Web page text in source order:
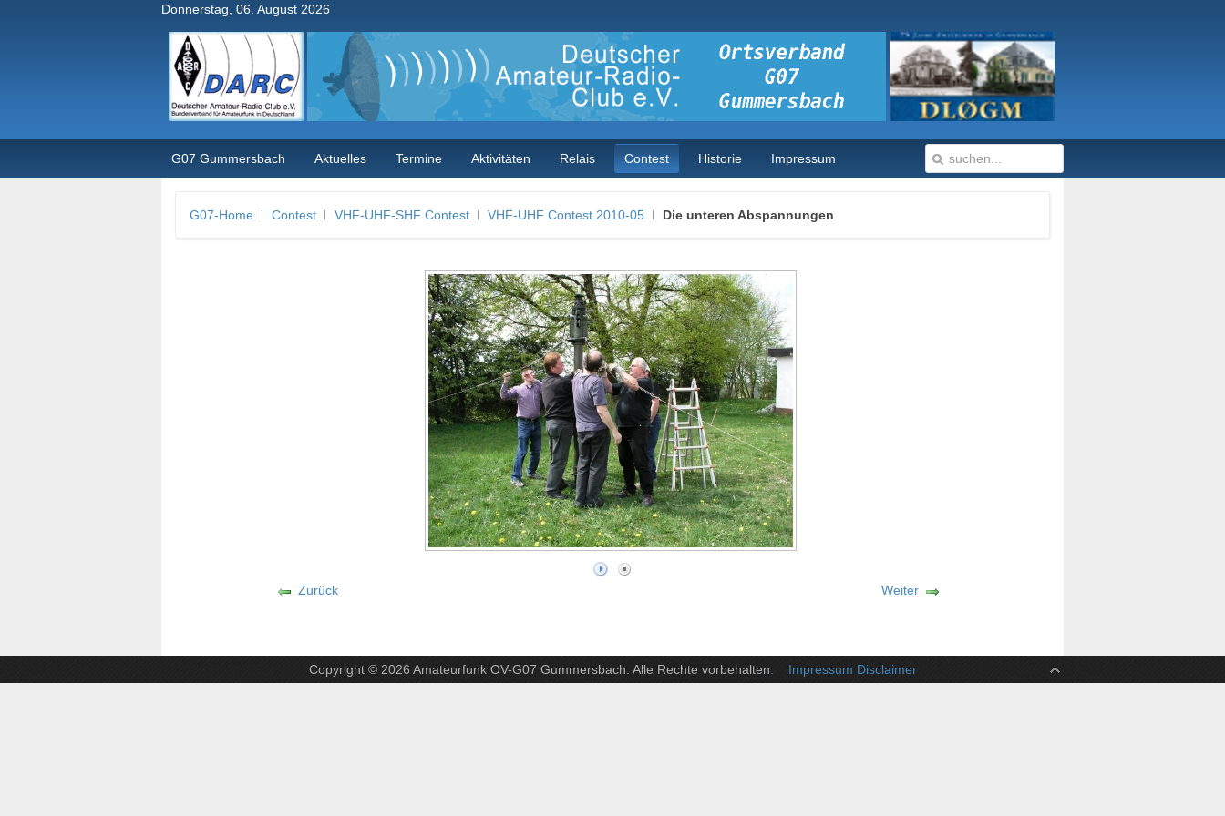
Donnerstag, 06. August 2026
G07 Gummersbach Aktuelles Termine Aktivitäten Relais Contest Historie Impressum
G07-Home Contest VHF-UHF-SHF Contest VHF-UHF Contest 2010-05 Die unteren Abspannungen
Zurück Weiter
Copyright © 2026 Amateurfunk OV-G07 Gummersbach. Alle Rechte vorbehalten . Impressum Disclaimer